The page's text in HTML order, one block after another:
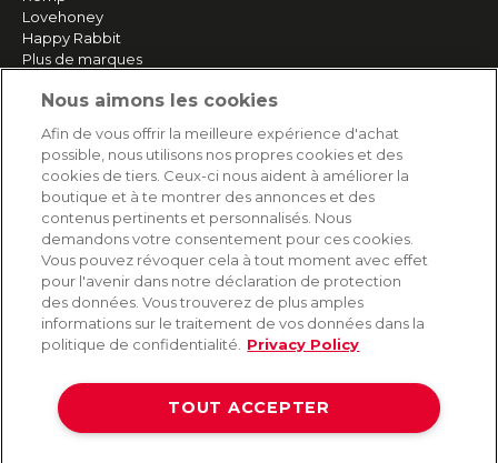
Lovehoney
Happy Rabbit
Plus de marques
SERVICE
Livraison rapide et gratuite
Retours & remboursements
Paiement sécurisé
AIDE
Contact
Livraison et expédition
Foire aux questions
Protection des données
Nous aimons les cookies
Afin de vous offrir la meilleure expérience d'achat
possible, nous utilisons nos propres cookies et des
cookies de tiers. Ceux-ci nous aident à améliorer la
boutique et à te montrer des annonces et des
contenus pertinents et personnalisés. Nous
demandons votre consentement pour ces cookies.
Vous pouvez révoquer cela à tout moment avec effet
pour l'avenir dans notre déclaration de protection
des données. Vous trouverez de plus amples
informations sur le traitement de vos données dans la
politique de confidentialité.
Privacy Policy
TOUT ACCEPTER